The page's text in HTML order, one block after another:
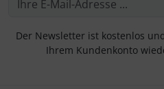
Der Newsletter ist kostenlos
Ihrem Kundenkonto